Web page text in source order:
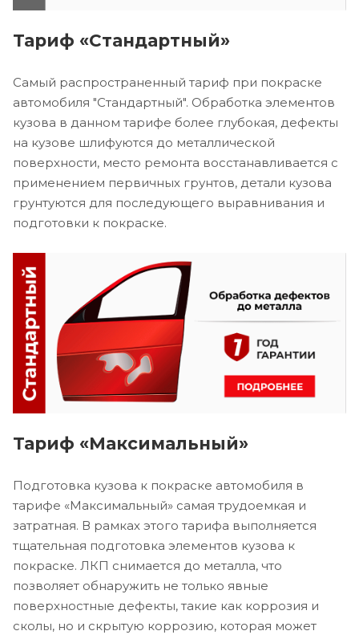
Тариф «Стандартный»
Самый распространенный тариф при покраске
автомобиля "Стандартный". Обработка элементов
кузова в данном тарифе более глубокая, дефекты
на кузове шлифуются до металлической
поверхности, место ремонта восстанавливается с
применением первичных грунтов, детали кузова
грунтуются для последующего выравнивания и
подготовки к покраске.
Тариф «Максимальный»
Подготовка кузова к покраске автомобиля в
тарифе «Максимальный» самая трудоемкая и
затратная. В рамках этого тарифа выполняется
тщательная подготовка элементов кузова к
покраске. ЛКП снимается до металла, что
позволяет обнаружить не только явные
поверхностные дефекты, такие как коррозия и
сколы, но и скрытую коррозию, которая может